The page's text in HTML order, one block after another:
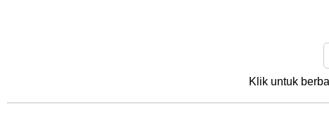
Klik untuk